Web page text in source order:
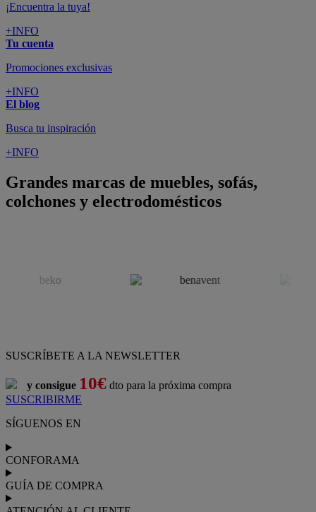
¡Encuentra la tuya!
+INFO
Tu cuenta
Promociones exclusivas
+INFO
El blog
Busca tu inspiración
+INFO
Grandes marcas de muebles, sofás,
colchones y electrodomésticos
SUSCRÍBETE A LA NEWSLETTER
y consigue 10€ dto para la próxima compra
SUSCRIBIRME
SÍGUENOS EN
CONFORAMA
GUÍA DE COMPRA